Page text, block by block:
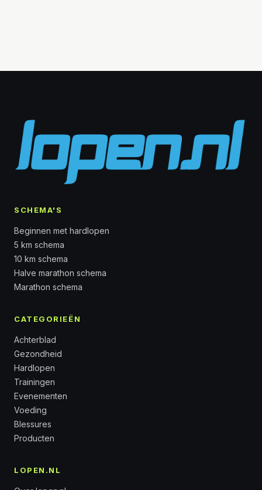
SCHEMA'S
Beginnen met hardlopen
5 km schema
10 km schema
Halve marathon schema
Marathon schema
CATEGORIEËN
Achterblad
Gezondheid
Hardlopen
Trainingen
Evenementen
Voeding
Blessures
Producten
LOPEN.NL